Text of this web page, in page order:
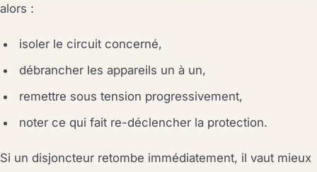
alors :
isoler le circuit concerné,
débrancher les appareils un à un,
remettre sous tension progressivement,
noter ce qui fait re-déclencher la protection.
Si un disjoncteur retombe immédiatement, il vaut mieux